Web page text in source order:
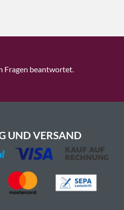
Fragen beantwortet.
UND VERSAND